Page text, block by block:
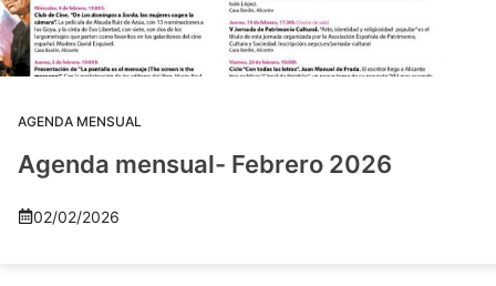
AGENDA MENSUAL
Agenda mensual- Febrero 2026
02/02/2026